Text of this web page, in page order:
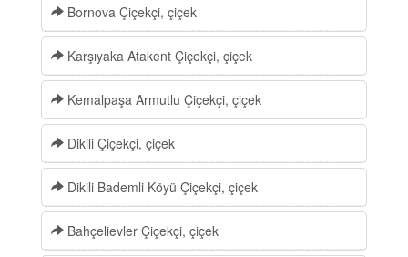
Bornova Çiçekçi, çiçek
Karşıyaka Atakent Çiçekçi, çiçek
Kemalpaşa Armutlu Çiçekçi, çiçek
Dikili Çiçekçi, çiçek
Dikili Bademli Köyü Çiçekçi, çiçek
Bahçelievler Çiçekçi, çiçek